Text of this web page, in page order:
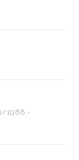
1988 -